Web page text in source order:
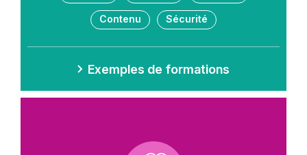
Contenu Sécurité
Exemples de formations
Picto